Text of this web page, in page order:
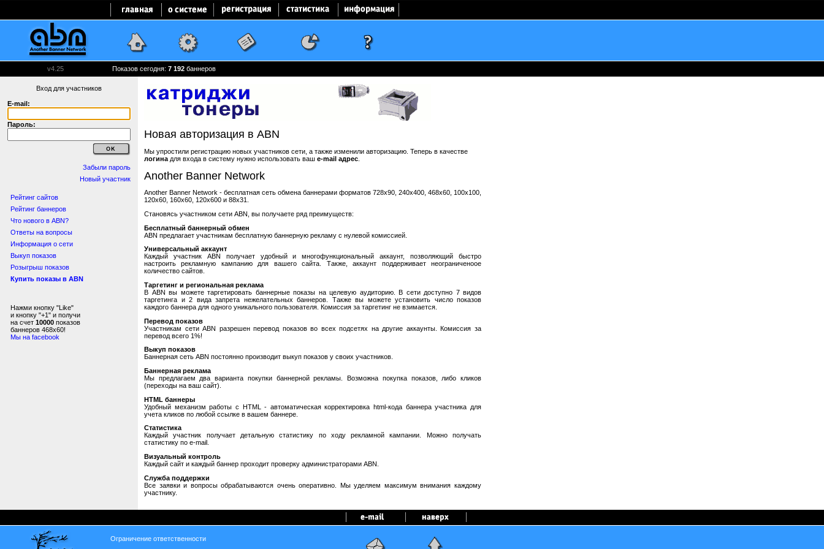
v4.25 Показов сегодня: 7 192 баннеров
Вход для участников
E-mail:
Пароль:
Забыли пароль
Новый участник
Рейтинг сайтов
Рейтинг баннеров
Что нового в ABN?
Ответы на вопросы
Информация о сети
Выкуп показов
Розыгрыш показов
Купить показы в ABN
Нажми кнопку "Like"
и кнопку "+1" и получи
на счет 10000 показов
баннеров 468x60!
Мы на facebook
Новая авторизация в ABN
Мы упростили регистрацию новых участников сети, а также изменили авторизацию. Теперь в качестве
логина для входа в систему нужно использовать ваш e-mail адрес
Another Banner Network
Another Banner Network - бесплатная сеть обмена баннерами форматов 728x90, 240x400, 468x60, 100x100,
120x60, 160x60, 120x600 и 88x31.
Становясь участником сети ABN, вы получаете ряд преимуществ:
Бесплатный баннерный обмен
ABN предлагает участникам бесплатную баннерную рекламу с нулевой комиссией.
Универсальный аккаунт
Каждый участник ABN получает удобный и многофункциональный аккаунт, позволяющий быстро
настроить рекламную кампанию для вашего сайта. Также, аккаунт поддерживает неограниченоое
количество сайтов.
Таргетинг и региональная реклама
В ABN вы можете таргетировать баннерные показы на целевую аудиторию. В сети доступно 7 видов
таргетинга и 2 вида запрета нежелательных баннеров. Также вы можете установить число показов
каждого баннера для одного уникального пользователя. Комиссия за таргетинг не взимается.
Перевод показов
Участникам сети ABN разрешен перевод показов во всех подсетях на другие аккаунты. Комиссия за
перевод всего 1%!
Выкуп показов
Баннерная сеть ABN постоянно производит выкуп показов у своих участников.
Баннерная реклама
Мы предлагаем два варианта покупки баннерной рекламы. Возможна покупка показов, либо кликов
(переходы на ваш сайт).
HTML баннеры
Удобный механизм работы с HTML - автоматическая корректировка html-кода баннера участника для
учета кликов по любой ссылке в вашем баннере.
Статистика
Каждый участник получает детальную статистику по ходу рекламной кампании. Можно получать
статистику по e-mail.
Визуальный контроль
Каждый сайт и каждый баннер проходит проверку администраторами ABN.
Служба поддержки
Все заявки и вопросы обрабатываются очень оперативно. Мы уделяем максимум внимания каждому
участнику.
Ограничение ответственности